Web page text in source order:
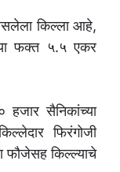
किल्ला आहे,
फक्त ५.५ एकर
सैनिकांच्या
फिरंगोजी
फौजेसह किल्ल्याचे